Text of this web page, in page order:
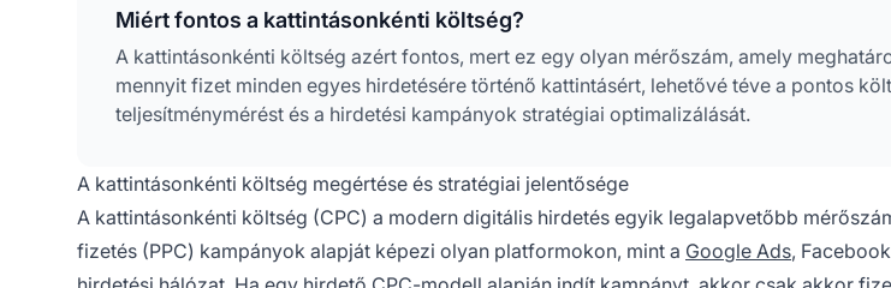
Miért fontos a kattintásonkénti költség?
A kattintásonkénti költség azért fontos, mert ez egy olyan mérőszám, amely
mennyit fizet minden egyes hirdetésére történő kattintásért, lehetővé téve a pontos
teljesítménymérést és a hirdetési kampányok stratégiai optimalizálását.
A kattintásonkénti költség megértése és stratégiai jelentősége
A kattintásonkénti költség (CPC) a modern digitális hirdetés egyik legalapvetőbb
fizetés (PPC) kampányok alapját képezi olyan platformokon, mint a Google Ads,